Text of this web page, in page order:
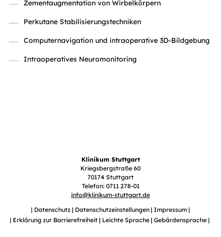
Zementaugmentation von Wirbelkörpern
Perkutane Stabilisierungstechniken
Computernavigation und intraoperative 3D-Bildgebung
Intraoperatives Neuromonitoring
Klinikum Stuttgart
Kriegsbergstraße 60
70174 Stuttgart
Telefon: 0711 278-01
info@klinikum-stuttgart.de
Datenschutz
Datenschutzeinstellungen Impressum
Erklärung zur Barrierefreiheit
Leichte Sprache Gebärdensprache